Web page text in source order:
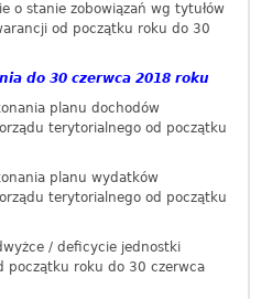
o stanie zobowiązań wg tytułów
od początku roku do 30
do 30 czerwca 2018 roku
planu dochodów
terytorialnego od początku
planu wydatków
terytorialnego od początku
/ deficycie jednostki
początku roku do 30 czerwca